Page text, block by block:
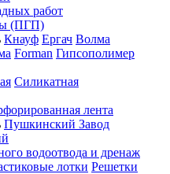
работ
(ПГП)
Кнауф Ергач Волма
Forman Гипсополимер
Силикатная
лента
Пушкинский Завод
водоотвода и дренаж
лотки Решетки